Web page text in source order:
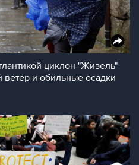
циклон "Жизель"
и обильные осадки